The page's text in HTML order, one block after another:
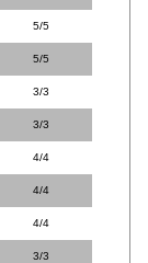
5/5
5/5
3/3
3/3
4/4
4/4
4/4
3/3